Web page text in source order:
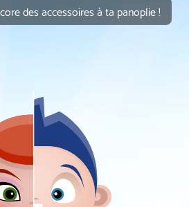
des accessoires à ta panoplie !